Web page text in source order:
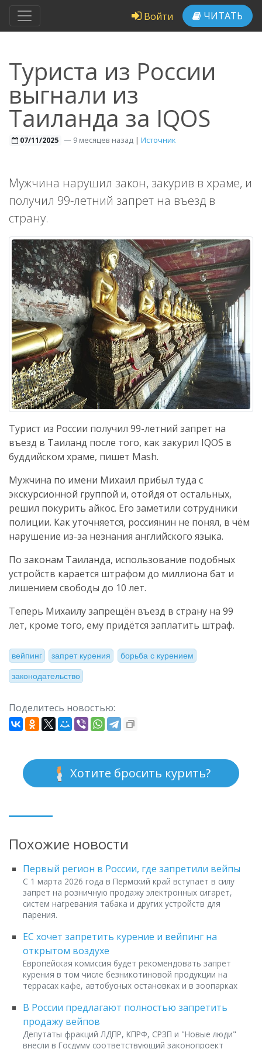
Войти ЧИТАТЬ
Туриста из России
выгнали из
Таиланда за IQOS
07/11/2025 —9 месяцев назад | Источник
Мужчина нарушил закон, закурив в храме, и
получил 99-летний запрет на въезд в
страну.
Турист из России получил 99-летний запрет на
въезд в Таиланд после того, как закурил IQOS в
буддийском храме, пишет Mash.
Мужчина по имени Михаил прибыл туда с
экскурсионной группой и, отойдя от остальных,
решил покурить айкос. Его заметили сотрудники
полиции. Как уточняется, россиянин не понял, в чём
нарушение из-за незнания английского языка.
По законам Таиланда, использование подобных
устройств карается штрафом до миллиона бат и
лишением свободы до 10 лет.
Теперь Михаилу запрещён въезд в страну на 99
лет, кроме того, ему придётся заплатить штраф.
вейпинг запрет курения борьба с курением
законодательство
Поделитесь новостью:
Хотите бросить курить?
Похожие новости
Первый регион в России, где запретили вейпы
С 1 марта 2026 года в Пермский край вступает в силу
запрет на розничную продажу электронных сигарет,
систем нагревания табака и других устройств для
парения.
ЕС хочет запретить курение и вейпинг на
открытом воздухе
Европейская комиссия будет рекомендовать запрет
курения в том числе безникотиновой продукции на
террасах кафе, автобусных остановках и в зоопарках
В России предлагают полностью запретить
продажу вейпов
Депутаты фракций ЛДПР, КПРФ, СРЗП и "Новые люди"
внесли в Госдуму соответствующий законопроект